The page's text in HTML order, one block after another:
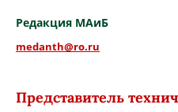
Редакция МАиБ
medanth@ro.ru
Представитель